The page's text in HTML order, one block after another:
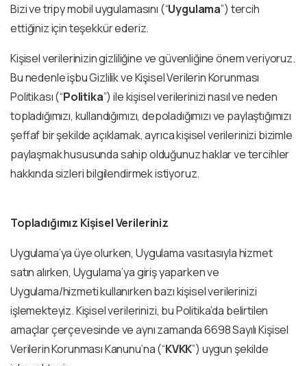
Bizi ve tripy mobil uygulamasını (“Uygulama”) tercih
ettiğiniz için teşekkür ederiz.
Kişisel verilerinizin gizliliğine ve güvenliğine önem veriyoruz.
Bu nedenle işbu Gizlilik ve Kişisel Verilerin Korunması
Politikası (“Politika”) ile kişisel verilerinizi nasıl ve neden
topladığımızı, kullandığımızı, depoladığımızı ve paylaştığımızı
şeffaf bir şekilde açıklamak, ayrıca kişisel verilerinizi bizimle
paylaşmak hususunda sahip olduğunuz haklar ve tercihler
hakkında sizleri bilgilendirmek istiyoruz.
Topladığımız Kişisel Verileriniz
Uygulama’ya üye olurken, Uygulama vasıtasıyla hizmet
satın alırken, Uygulama’ya giriş yaparken ve
Uygulama/hizmeti kullanırken bazı kişisel verilerinizi
işlemekteyiz. Kişisel verilerinizi, bu Politika’da belirtilen
amaçlar çerçevesinde ve aynı zamanda 6698 Sayılı Kişisel
Verilerin Korunması Kanunu’na (“KVKK”) uygun şekilde